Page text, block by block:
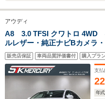
アウディ
A8 3.0 TFSI クワトロ 4WD
ルレザー・純正ナビBカメラ
フルセグ・20インチアルミ・
ト・ドラレコ・BOSE・衝突
スト・クルーズC
販売店保証 車両品質評価書付 購入プラ
支払
年式